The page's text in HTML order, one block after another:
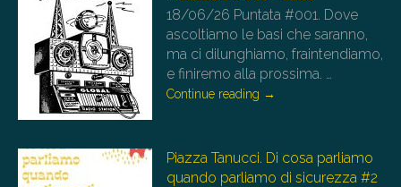
18/06/26 Puntata #001. Dove
ascoltiamo le basi che saranno,
ma ci dilunghiamo, fraintendiamo,
e finiremo alla prossima. …
Continue reading →
Piazza Tanucci. Di cosa parliamo
quando parliamo di sicurezza #2